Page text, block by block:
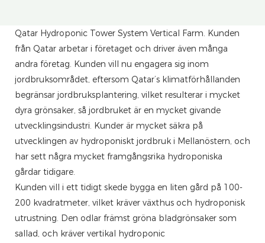
Qatar Hydroponic Tower System Vertical Farm. Kunden
från Qatar arbetar i företaget och driver även många
andra företag. Kunden vill nu engagera sig inom
jordbruksområdet, eftersom Qatar’s klimatförhållanden
begränsar jordbruksplantering, vilket resulterar i mycket
dyra grönsaker, så jordbruket är en mycket givande
utvecklingsindustri. Kunder är mycket säkra på
utvecklingen av hydroponiskt jordbruk i Mellanöstern, och
har sett några mycket framgångsrika hydroponiska
gårdar tidigare.
Kunden vill i ett tidigt skede bygga en liten gård på 100-
200 kvadratmeter, vilket kräver växthus och hydroponisk
utrustning. Den odlar främst gröna bladgrönsaker som
sallad, och kräver vertikal hydroponic